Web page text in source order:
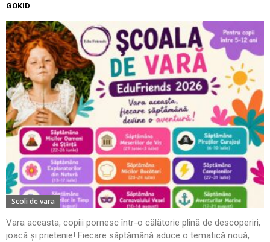
GOKID
Scoli de vara
Vara aceasta, copiii pornesc într-o călătorie plină de descoperiri,
joacă și prietenie! Fiecare săptămână aduce o tematică nouă,